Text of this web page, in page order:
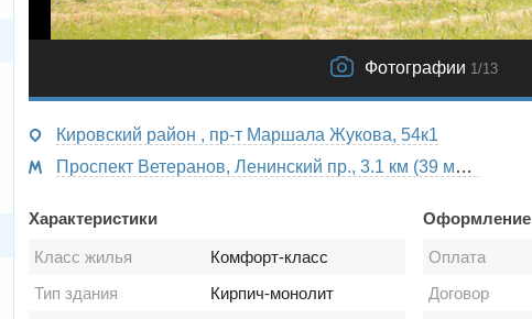
Фотографии 1/13
Кировский район , пр-т Маршала Жукова, 54к1
Проспект Ветеранов, Ленинский пр., 3.1 км (39 мин пешком)
Характеристики
Класс жилья
Комфорт-класс
Тип здания
Кирпич-монолит
Оформление
Оплата
Договор